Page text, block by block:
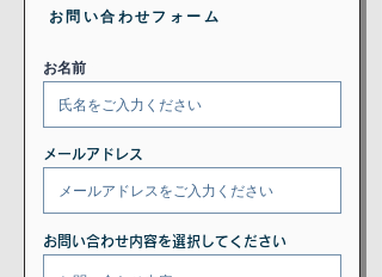
お問い合わせフォーム
お名前
メールアドレス
お問い合わせ内容を選択してください